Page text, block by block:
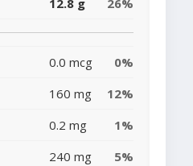
12.8 g 26%
0.0 mcg
0%
160 mg
12%
0.2 mg
1%
240 mg 5%